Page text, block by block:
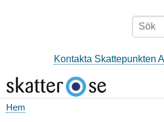
Sök
Kontakta Skattepunkten
Hem